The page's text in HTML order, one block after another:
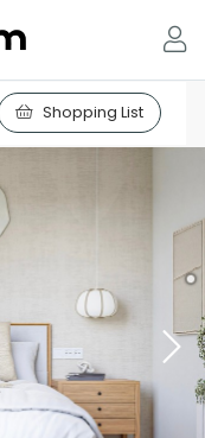
Shopping List